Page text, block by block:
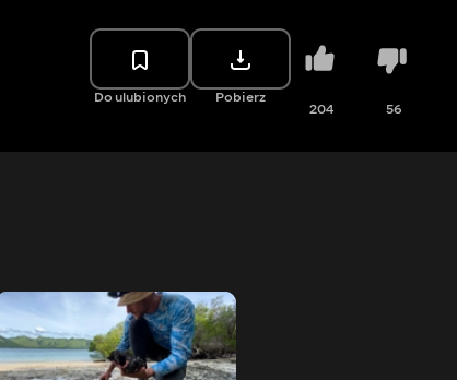
Do ulubionych Pobierz
204 56